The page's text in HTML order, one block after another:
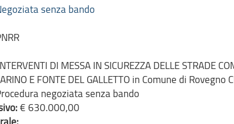
senza bando
DI MESSA IN SICUREZZA DELLE STRADE
E FONTE DEL GALLETTO in Comune di
negoziata senza bando
€ 630.000,00